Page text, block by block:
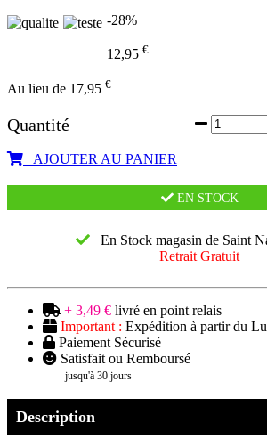
-28%
12,95 €
Au lieu de 17,95 €
Quantité
AJOUTER AU PANIER
EN STOCK
En Stock magasin de Saint
Retrait Gratuit
+ 3,49 € livré en point relais
Important : Expédition à partir du
Paiement Sécurisé
Satisfait ou Remboursé
jusqu'à 30 jours
Description